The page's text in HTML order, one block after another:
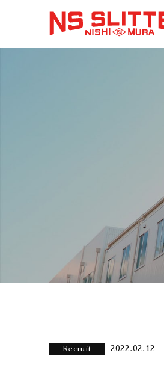
Recruit 2022.02.12